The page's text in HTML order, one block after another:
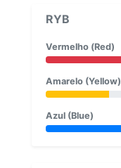
RYB
Vermelho (Red)
Amarelo (Yellow)
Azul (Blue)